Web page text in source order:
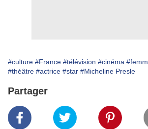
#culture #France #télévision #cinéma
#théâtre #actrice #star #Micheline Presle
Partager